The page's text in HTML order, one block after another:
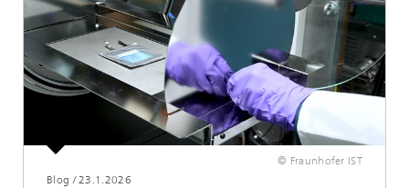
© Fraunhofer IST
Blog /23.1.2026